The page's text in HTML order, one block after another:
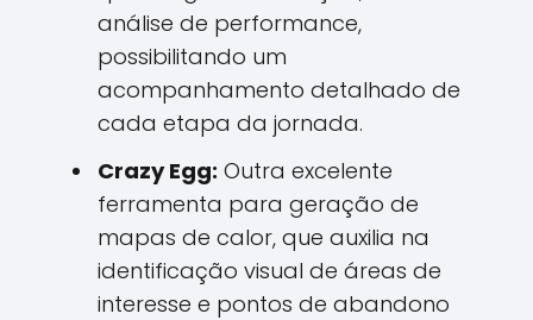
análise de performance,
possibilitando um
acompanhamento detalhado de
cada etapa da jornada.
Crazy Egg: Outra excelente
ferramenta para geração de
mapas de calor, que auxilia na
identificação visual de áreas de
interesse e pontos de abandono